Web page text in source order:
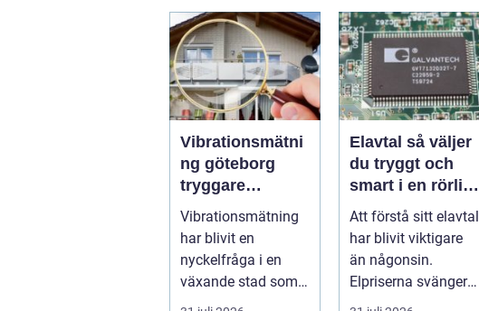
Vibrationsmätni
ng göteborg
tryggare
markarbeten i
tät stadsmiljö
Vibrationsmätning
har blivit en
nyckelfråga i en
växande stad som
Göteborg. När nya
Elavtal så väljer
du tryggt och
smart i en rörlig
elmarknad
Att förstå sitt elavtal
har blivit viktigare
än någonsin.
Elpriserna svänger
snabbt, nya typer av